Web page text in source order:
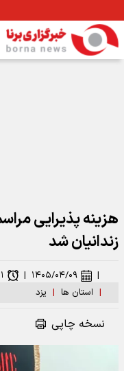
هزینه پذیرایی
زندانیان شد
| استان ها | یزد
| ۱۴۰۵/۰۴/۰۹ |
نسخه چاپی